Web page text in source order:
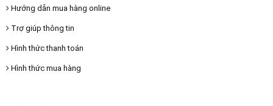
Hướng dẫn mua hàng online
Trợ giúp thông tin
Hình thức thanh toán
Hình thức mua hàng